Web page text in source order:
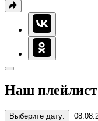
Наш плейлист
Выберите дату: